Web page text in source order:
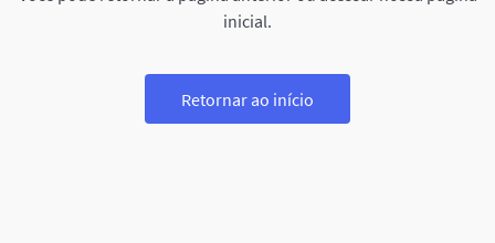
inicial.
Retornar ao início